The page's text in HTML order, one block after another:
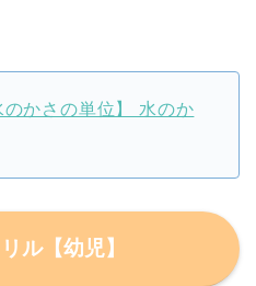
かさの単位】 水のか
ル【幼児】